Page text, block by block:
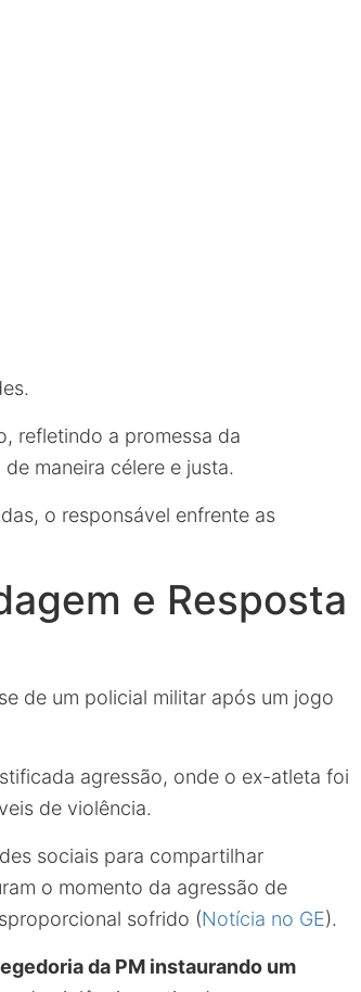
refletindo a promessa da
maneira célere e justa.
o responsável enfrente as
e Resposta
de um policial militar após um jogo
agressão, onde o ex-atleta foi
de violência.
sociais para compartilhar
o momento da agressão de
sofrido (Notícia no GE).
da PM instaurando um